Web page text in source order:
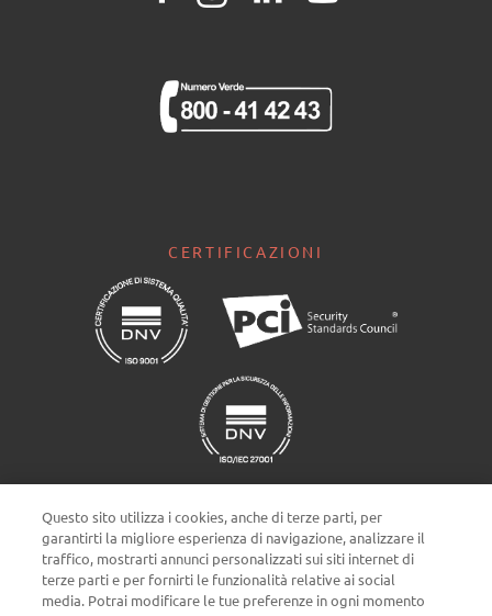
CERTIFICAZIONI
Impostazioni cookie
Questo sito utilizza i cookies, anche di terze parti, per
garantirti la migliore esperienza di navigazione, analizzare il
traffico, mostrarti annunci personalizzati sui siti internet di
terze parti e per fornirti le funzionalità relative ai social
media. Potrai modificare le tue preferenze in ogni momento